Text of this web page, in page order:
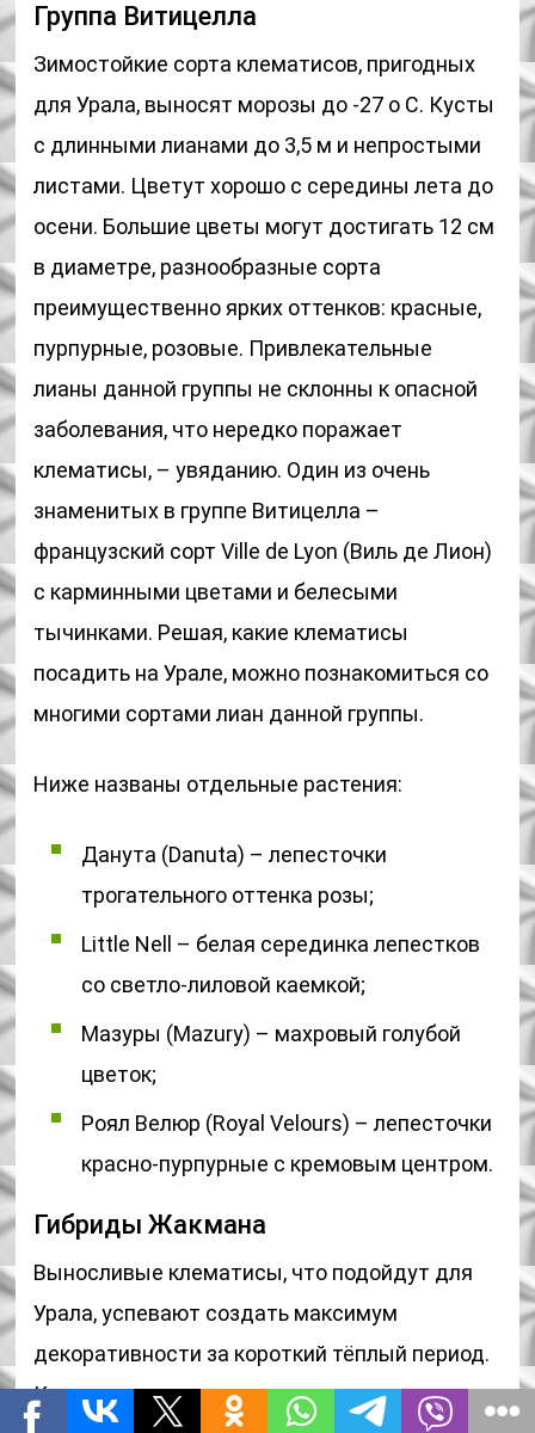
Группа Витицелла
Зимостойкие сорта клематисов, пригодных
для Урала, выносят морозы до -27 о C. Кусты
с длинными лианами до 3,5 м и непростыми
листами. Цветут хорошо с середины лета до
осени. Большие цветы могут достигать 12 см
в диаметре, разнообразные сорта
преимущественно ярких оттенков: красные,
пурпурные, розовые. Привлекательные
лианы данной группы не склонны к опасной
заболевания, что нередко поражает
клематисы, – увяданию. Один из очень
знаменитых в группе Витицелла –
французский сорт Ville de Lyon (Виль де Лион)
с карминными цветами и белесыми
тычинками. Решая, какие клематисы
посадить на Урале, можно познакомиться со
многими сортами лиан данной группы.
Ниже названы отдельные растения:
Данута (Danuta) – лепесточки
трогательного оттенка розы;
Little Nell – белая серединка лепестков
со светло-лиловой каемкой;
Мазуры (Mazury) – махровый голубой
цветок;
Роял Велюр (Royal Velours) – лепесточки
красно-пурпурные с кремовым центром.
Гибриды Жакмана
Выносливые клематисы, что подойдут для
Урала, успевают создать максимум
декоративности за короткий тёплый период.
Крупноцветковые лианы отрастают до